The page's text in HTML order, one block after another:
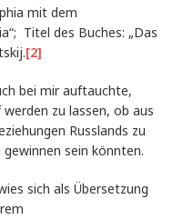
mit dem
Titel des Buches: „Das
[2]
bei mir auftauchte,
zu lassen, ob aus
Russlands zu
sein könnten.
sich als Übersetzung